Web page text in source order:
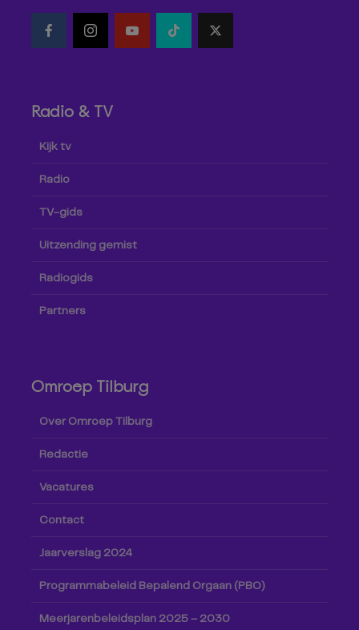
Radio & TV
Kijk tv
Radio
TV-gids
Uitzending gemist
Radiogids
Partners
Omroep Tilburg
Over Omroep Tilburg
Redactie
Vacatures
Contact
Jaarverslag 2024
Programmabeleid Bepalend Orgaan (PBO)
Meerjarenbeleidsplan 2025 – 2030